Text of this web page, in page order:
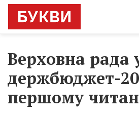
Верховна рада
держбюджет-
першому